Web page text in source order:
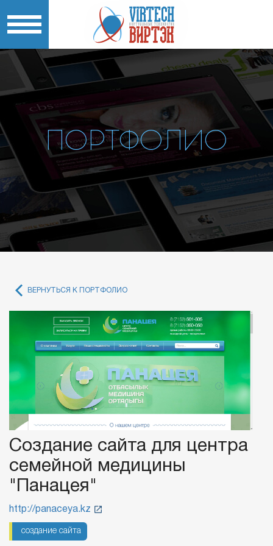
ПОРТФОЛИО
ВЕРНУТЬСЯ К ПОРТФОЛИО
Создание сайта для центра
семейной медицины
"Панацея"
http://panaceya.kz
создание сайта